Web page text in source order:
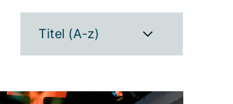
Titel (A-z)